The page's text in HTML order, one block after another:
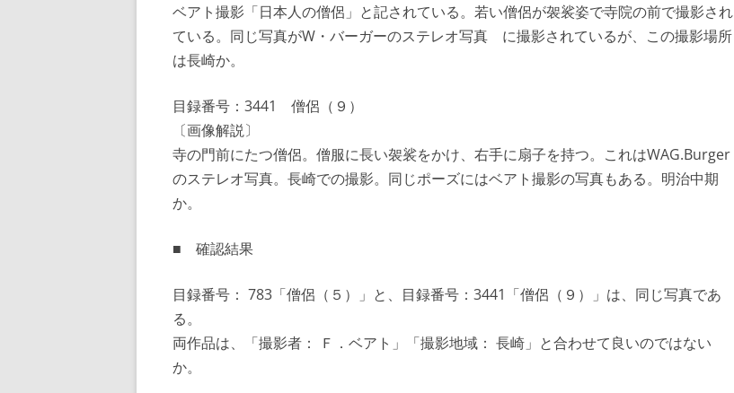
ベアト撮影「日本人の僧侶」と記されている。若い僧侶が袈裟姿で寺院の前で撮影され
ている。同じ写真がW・バーガーのステレオ写真 に撮影されているが、この撮影場所
は長崎か。
目録番号：3441 僧侶（９）
〔画像解説〕
寺の門前にたつ僧侶。僧服に長い袈裟をかけ、右手に扇子を持つ。これはWAG.Burger
のステレオ写真。長崎での撮影。同じポーズにはベアト撮影の写真もある。明治中期
か。
■ 確認結果
目録番号： 783「僧侶（５）」と、目録番号：3441「僧侶（９）」は、同じ写真であ
る。
両作品は、「撮影者： Ｆ．ベアト」「撮影地域： 長崎」と合わせて良いのではない
か。